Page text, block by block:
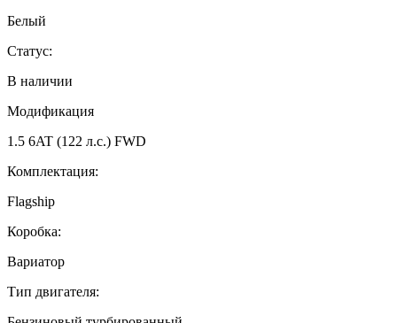
Белый
Статус:
В наличии
Модификация
1.5 6AT (122 л.с.) FWD
Комплектация:
Flagship
Коробка:
Вариатор
Тип двигателя: